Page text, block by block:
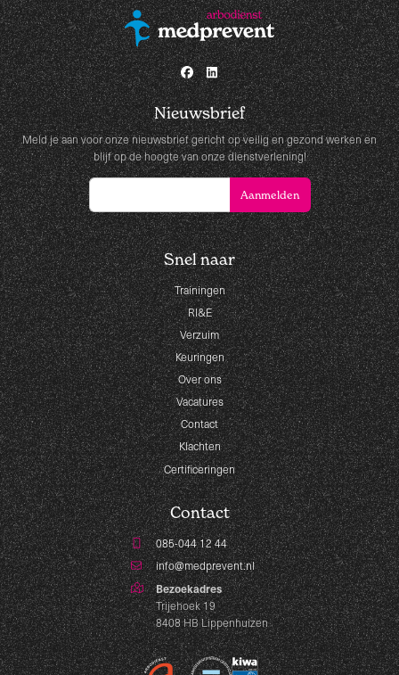
Nieuwsbrief
Meld je aan voor onze nieuwsbrief gericht op veilig en gezond werken en
blijf op de hoogte van onze dienstverlening!
Snel naar
Trainingen
RI&E
Verzuim
Keuringen
Over ons
Vacatures
Contact
Klachten
Certificeringen
Contact
085-044 12 44
info@medprevent.nl
Bezoekadres
Trijehoek 19
8408 HB Lippenhuizen